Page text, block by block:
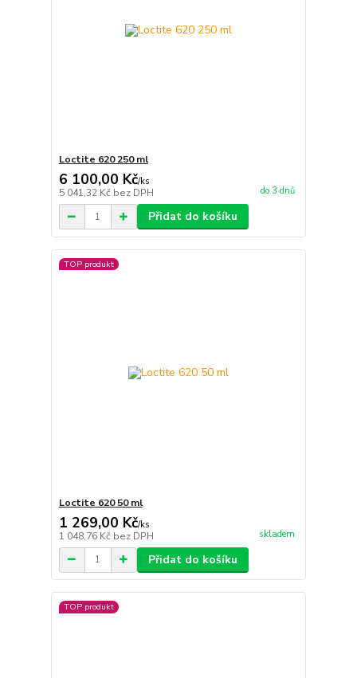
Loctite 620 250 ml
6 100,00 Kč/ks
5 041,32 Kč bez DPH do 3 dnů
Přidat do košíku
TOP produkt
Loctite 620 50 ml
1 269,00 Kč/ks
1 048,76 Kč bez DPH skladem
Přidat do košíku
TOP produkt